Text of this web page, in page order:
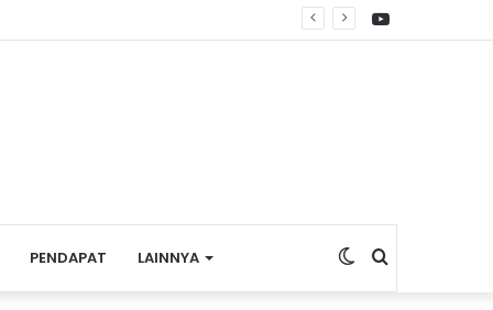
PENDAPAT LAINNYA Search
Switch